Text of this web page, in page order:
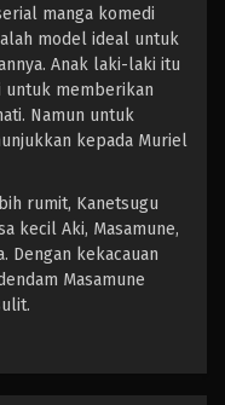
manga komedi
model ideal untuk
Anak laki-laki itu
untuk memberikan
Namun untuk
kepada Muriel
rumit, Kanetsugu
kecil Aki, Masamune,
Dengan kekacauan
Masamune